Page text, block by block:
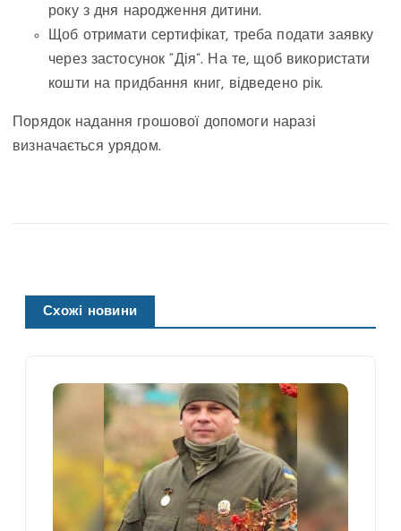
року з дня народження дитини.
Щоб отримати сертифікат, треба подати заявку
через застосунок “Дія”. На те, щоб використати
кошти на придбання книг, відведено рік.
Порядок надання грошової допомоги наразі
визначається урядом.
Схожі новини